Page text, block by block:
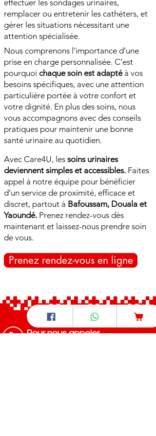
effectuer les sondages urinaires,
remplacer ou entretenir les cathéters, et
gérer les situations nécessitant une
attention spécialisée.
Nous comprenons l’importance d’une
prise en charge personnalisée. C’est
pourquoi chaque soin est adaptéà vos
besoins spécifiques, avec une attention
particulière portée à votre confort et
votre dignité. En plus des soins, nous
vous accompagnons avec des conseils
pratiques pour maintenir une bonne
santé urinaire au quotidien.
Avec Care4U, les soins urinaires
deviennent simples et accessibles. Faites
appel à notre équipe pour bénéficier
d’un service de proximité, efficace et
discret, partout à Bafoussam, Douala et
Yaoundé. Prenez rendez-vous dès
maintenant et laissez-nous prendre soin
de vous.
Prenez rendez-vous en ligne
Pour nous appeler